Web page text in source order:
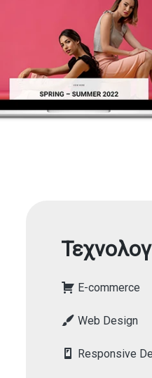
E-commerce
Web Design
Responsive